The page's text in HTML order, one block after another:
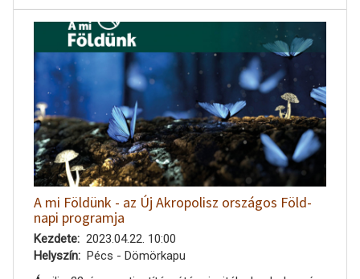
A mi Földünk - az Új Akropolisz országos Föld-
napi programja
Kezdete
2023.04.22. 10:00
Helyszín
Pécs - Dömörkapu